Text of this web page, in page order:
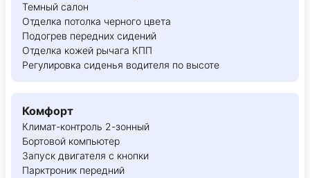
Темный салон
Отделка потолка черного цвета
Подогрев передних сидений
Отделка кожей рычага КПП
Регулировка сиденья водителя по высоте
Комфорт
Климат-контроль 2-зонный
Бортовой компьютер
Запуск двигателя с кнопки
Парктроник передний